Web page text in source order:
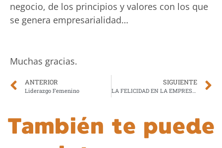
negocio, de los principios y valores con los que
se genera empresarialidad…
Muchas gracias.
ANTERIOR
Liderazgo Femenino
SIGUIENTE
LA FELICIDAD EN LA EMPRESA: ¿Tendencia o salto cuántico?
También te puede